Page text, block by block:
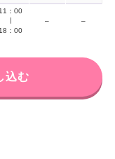
11：00
18：00
– –
込む